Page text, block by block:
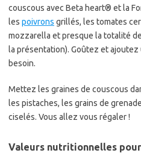
couscous avec Beta heart® et la
les poivrons grillés, les tomates
mozzarella et presque la totalité
la présentation). Goûtez et
besoin.
Mettez les graines de couscous
les pistaches, les grains de
ciselés. Vous allez vous régaler !
Valeurs nutritionnelles